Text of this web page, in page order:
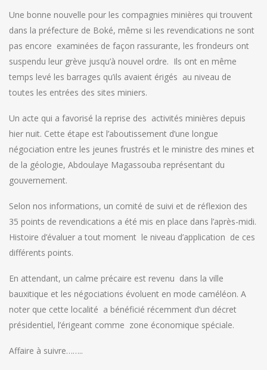
Une bonne nouvelle pour les compagnies minières qui trouvent
dans la préfecture de Boké, même si les revendications ne sont
pas encore examinées de façon rassurante, les frondeurs ont
suspendu leur grève jusqu’à nouvel ordre. Ils ont en même
temps levé les barrages qu’ils avaient érigés au niveau de
toutes les entrées des sites miniers.
Un acte qui a favorisé la reprise des activités minières depuis
hier nuit. Cette étape est l’aboutissement d’une longue
négociation entre les jeunes frustrés et le ministre des mines et
de la géologie, Abdoulaye Magassouba représentant du
gouvernement.
Selon nos informations, un comité de suivi et de réflexion des
35 points de revendications a été mis en place dans l’après-midi.
Histoire d’évaluer a tout moment le niveau d’application de ces
différents points.
En attendant, un calme précaire est revenu dans la ville
bauxitique et les négociations évoluent en mode caméléon. A
noter que cette localité a bénéficié récemment d’un décret
présidentiel, l’érigeant comme zone économique spéciale.
Affaire à suivre……..